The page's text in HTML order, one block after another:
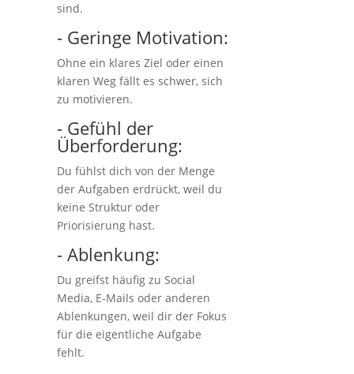
sind.
- Geringe Motivation:
Ohne ein klares Ziel oder einen
klaren Weg fällt es schwer, sich
zu motivieren.
- Gefühl der
Überforderung:
Du fühlst dich von der Menge
der Aufgaben erdrückt, weil du
keine Struktur oder
Priorisierung hast.
- Ablenkung:
Du greifst häufig zu Social
Media, E-Mails oder anderen
Ablenkungen, weil dir der Fokus
für die eigentliche Aufgabe
fehlt.